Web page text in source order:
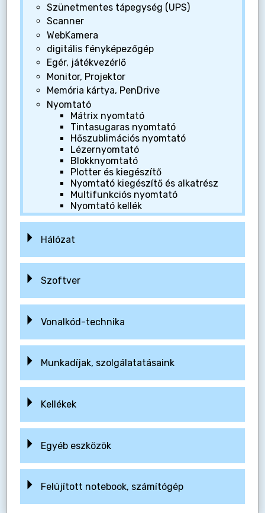
Szünetmentes tápegység (UPS)
Scanner
WebKamera
digitális fényképezőgép
Egér, játékvezérlő
Monitor, Projektor
Memória kártya, PenDrive
Nyomtató
Mátrix nyomtató
Tintasugaras nyomtató
Hőszublimációs nyomtató
Lézernyomtató
Blokknyomtató
Plotter és kiegészítő
Nyomtató kiegészítő és alkatrész
Multifunkciós nyomtató
Nyomtató kellék
Hálózat
Szoftver
Vonalkód-technika
Munkadíjak, szolgálatatásaink
Kellékek
Egyéb eszközök
Felújított notebook, számítógép